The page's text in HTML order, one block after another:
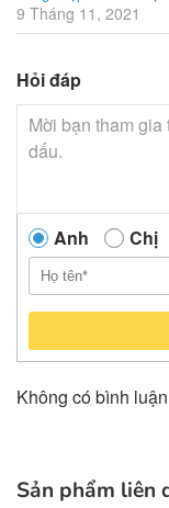
9 Tháng 11, 2021
Hỏi đáp
Anh Chị
Không có bình
Sản phẩm liên